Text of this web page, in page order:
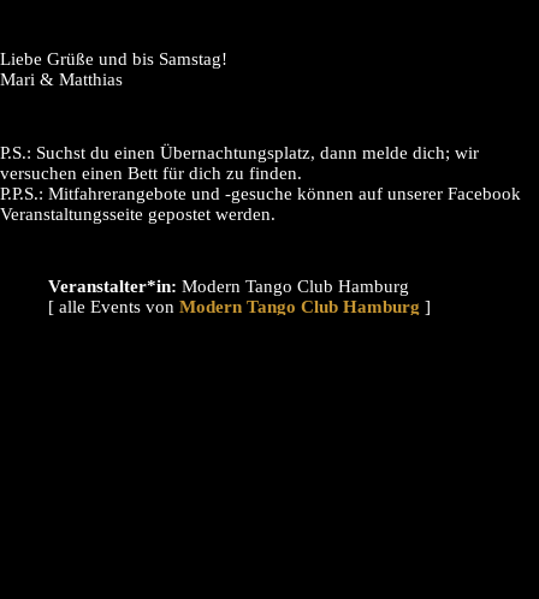
Liebe Grüße und bis Samstag!
Mari & Matthias
P.S.: Suchst du einen Übernachtungsplatz, dann melde dich; wir
versuchen einen Bett für dich zu finden.
P.P.S.: Mitfahrerangebote und -gesuche können auf unserer Facebook
Veranstaltungsseite gepostet werden.
Veranstalter*in: Modern Tango Club Hamburg
[ alle Events von
]